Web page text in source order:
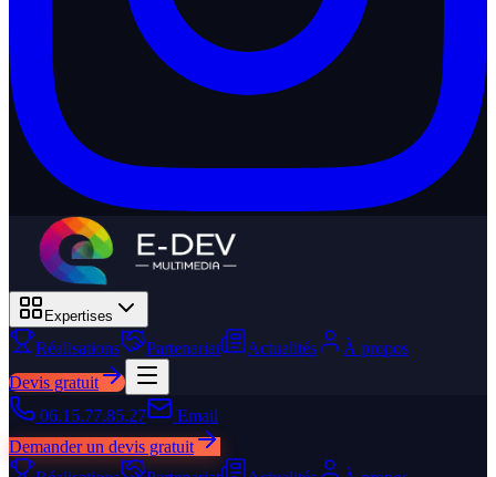
Expertises
Réalisations Partenariat Actualités
À propos
Devis gratuit
06.15.77.85.27
Email
Demander un devis gratuit